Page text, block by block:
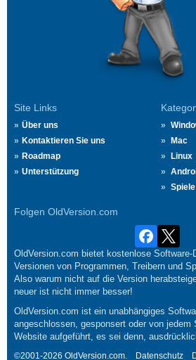
Site Links
Über uns
Kontaktieren Sie uns
Roadmap
Unterstützung
Mac
Linux
Spiele
Folgen OldVersion.com
OldVersion.com bietet kostenlose Software-
Versionen von Programmen, Treibern und
Also warum nicht auf die Version
neuer ist nicht immer besser!
OldVersion.com ist ein unabhängiges
angeschlossen, gesponsert oder von jedem
Website aufgeführt, es sei denn,
©2001-2026 OldVersion.com. Datenschutz